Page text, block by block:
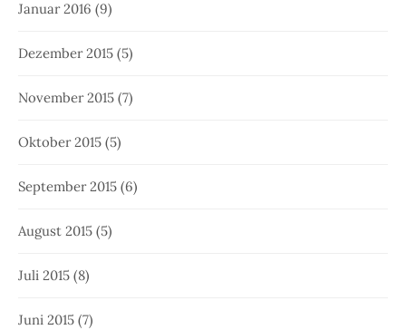
Januar 2016 (9)
Dezember 2015 (5)
November 2015 (7)
Oktober 2015 (5)
September 2015 (6)
August 2015 (5)
Juli 2015 (8)
Juni 2015 (7)